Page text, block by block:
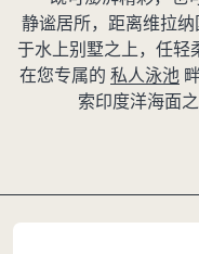
静谧居所，距离维拉
于水上别墅之上，任轻
在您专属的 私人泳池
索印度洋海面